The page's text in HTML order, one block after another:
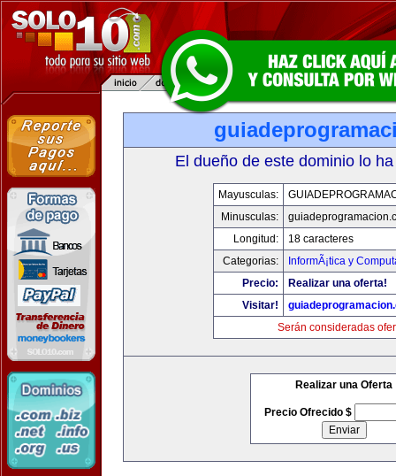
El dueño de este dominio lo
Mayusculas:
Minusculas:
Longitud:
18 caracteres
Categorias:
InformÃ¡tica y
Precio:
Realizar una oferta!
Visitar!
Serán consideradas
Realizar una Oferta
Precio Ofrecido $